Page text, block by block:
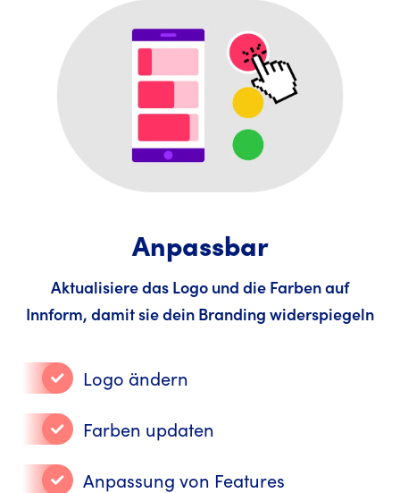
Anpassbar
Aktualisiere das Logo und die Farben auf
Innform, damit sie dein Branding widerspiegeln
Logo ändern
Farben updaten
Anpassung von Features